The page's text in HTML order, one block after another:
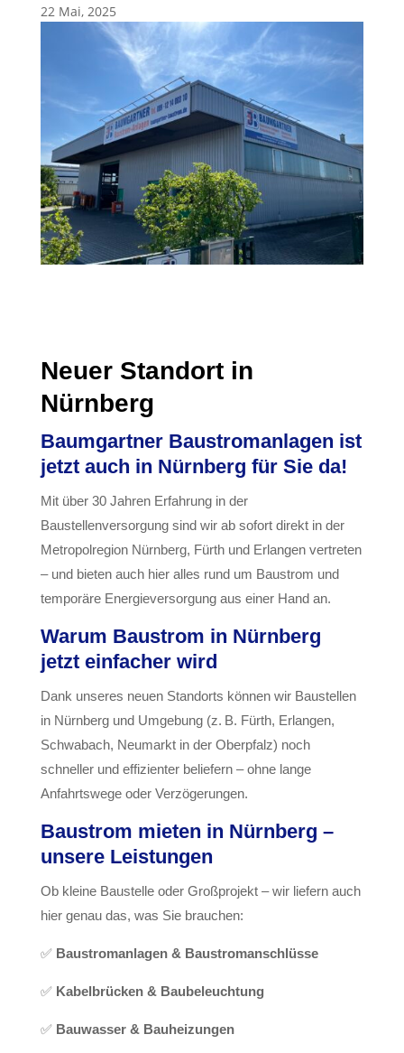
22 Mai, 2025
Neuer Standort in
Nürnberg
Baumgartner Baustromanlagen ist
jetzt auch in Nürnberg für Sie da!
Mit über 30 Jahren Erfahrung in der
Baustellenversorgung sind wir ab sofort direkt in der
Metropolregion Nürnberg, Fürth und Erlangen vertreten
– und bieten auch hier alles rund um Baustrom und
temporäre Energieversorgung aus einer Hand an.
Warum Baustrom in Nürnberg
jetzt einfacher wird
Dank unseres neuen Standorts können wir Baustellen
in Nürnberg und Umgebung(z. B. Fürth, Erlangen,
Schwabach, Neumarkt in der Oberpfalz) noch
schneller und effizienter beliefern – ohne lange
Anfahrtswege oder Verzögerungen.
Baustrom mieten in Nürnberg –
unsere Leistungen
Ob kleine Baustelle oder Großprojekt – wir liefern auch
hier genau das, was Sie brauchen:
✅ Baustromanlagen & Baustromanschlüsse
✅ Kabelbrücken & Baubeleuchtung
✅ Bauwasser & Bauheizungen